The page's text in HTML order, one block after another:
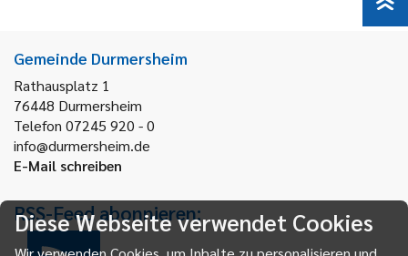
Gemeinde Durmersheim
Rathausplatz 1
76448 Durmersheim
Telefon 07245 920 - 0
info@durmersheim.de
E-Mail schreiben
RSS-Feed abonnieren:
Diese Webseite verwendet Cookies